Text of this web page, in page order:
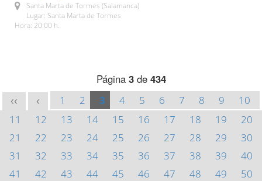
Santa Marta de Tormes (Salamanca)
Lugar: Santa Marta de Tormes
Hora: 20:00 h.
Página 3de 434
<< < 1 2 3 4 5 6 7 8 9
10
11
12 13 14 15 16 17 18 19
20
21
22 23 24 25 26 27 28 29
30
31
32 33 34 35 36 37 38 39
40
41
42 43 44 45 46 47 48 49
50